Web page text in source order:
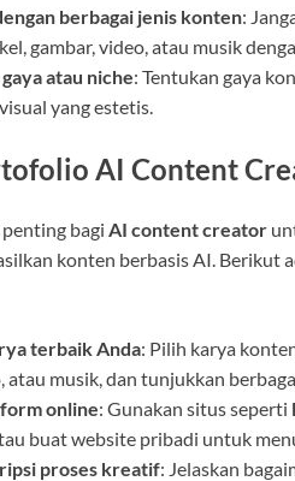
berbagai jenis konten:
gambar, video, atau musik
atau niche: Tentukan gaya
yang estetis.
AI Content
bagi AI content creator
konten berbasis AI.
terbaik Anda: Pilih karya
atau musik, dan tunjukkan
online: Gunakan situs seperti
buat website pribadi untuk
proses kreatif: Jelaskan